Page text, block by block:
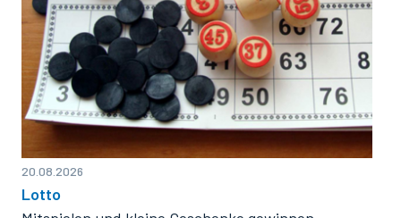
20.08.2026
Lotto